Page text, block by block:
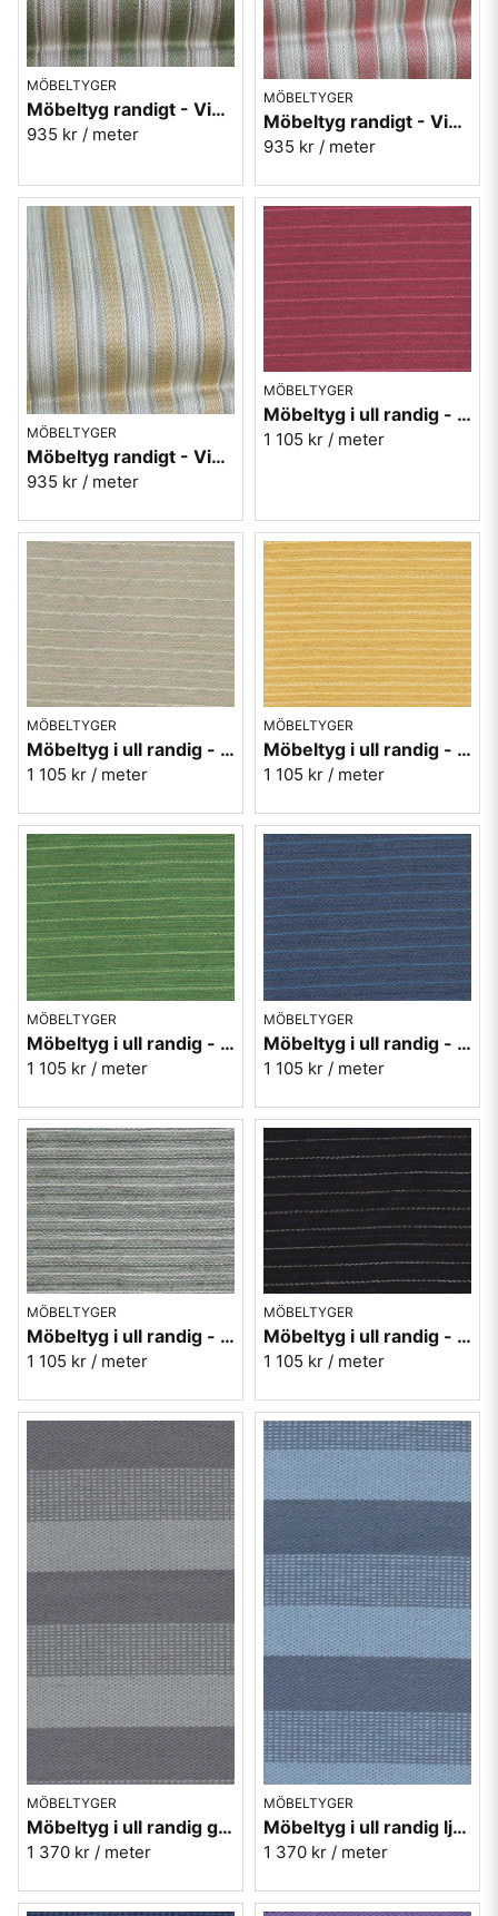
MÖBELTYGER
Möbeltyg randigt - Viktoria nr.70 grön
935 kr / meter
MÖBELTYGER
Möbeltyg randigt - Viktoria nr.30 rosa
935 kr / meter
MÖBELTYGER
Möbeltyg randigt - Viktoria nr.10 gul
935 kr / meter
MÖBELTYGER
Möbeltyg i ull randig - röd Therese nr.30
1 105 kr / meter
MÖBELTYGER
Möbeltyg i ull randig - beige Therese nr.01
1 105 kr / meter
MÖBELTYGER
Möbeltyg i ull randig - gul Therese nr.10
1 105 kr / meter
MÖBELTYGER
Möbeltyg i ull randig - grön Therese nr.70
1 105 kr / meter
MÖBELTYGER
Möbeltyg i ull randig - blå Therese nr.50
1 105 kr / meter
MÖBELTYGER
Möbeltyg i ull randig - grå Therese nr.90
1 105 kr / meter
MÖBELTYGER
Möbeltyg i ull randig - svart Therese nr.99
1 105 kr / meter
MÖBELTYGER
Möbeltyg i ull randig grå - Trio nr.91 Berghem
1 370 kr / meter
MÖBELTYGER
Möbeltyg i ull randig ljusblå - Trio nr.50 Berghem
1 370 kr / meter